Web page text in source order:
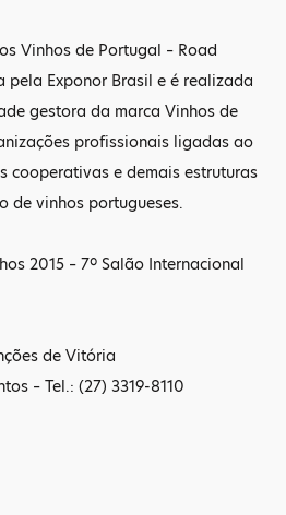
Vinhos de Portugal – Road
pela Exponor Brasil e é realizada
gestora da marca Vinhos de
profissionais ligadas ao
cooperativas e demais estruturas
de vinhos portugueses.
2015 – 7º Salão Internacional
de Vitória
– Tel.: (27) 3319-8110